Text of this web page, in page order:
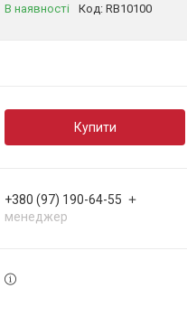
В наявності Код: RB10100
Купити
+380 (97) 190-64-55
менеджер